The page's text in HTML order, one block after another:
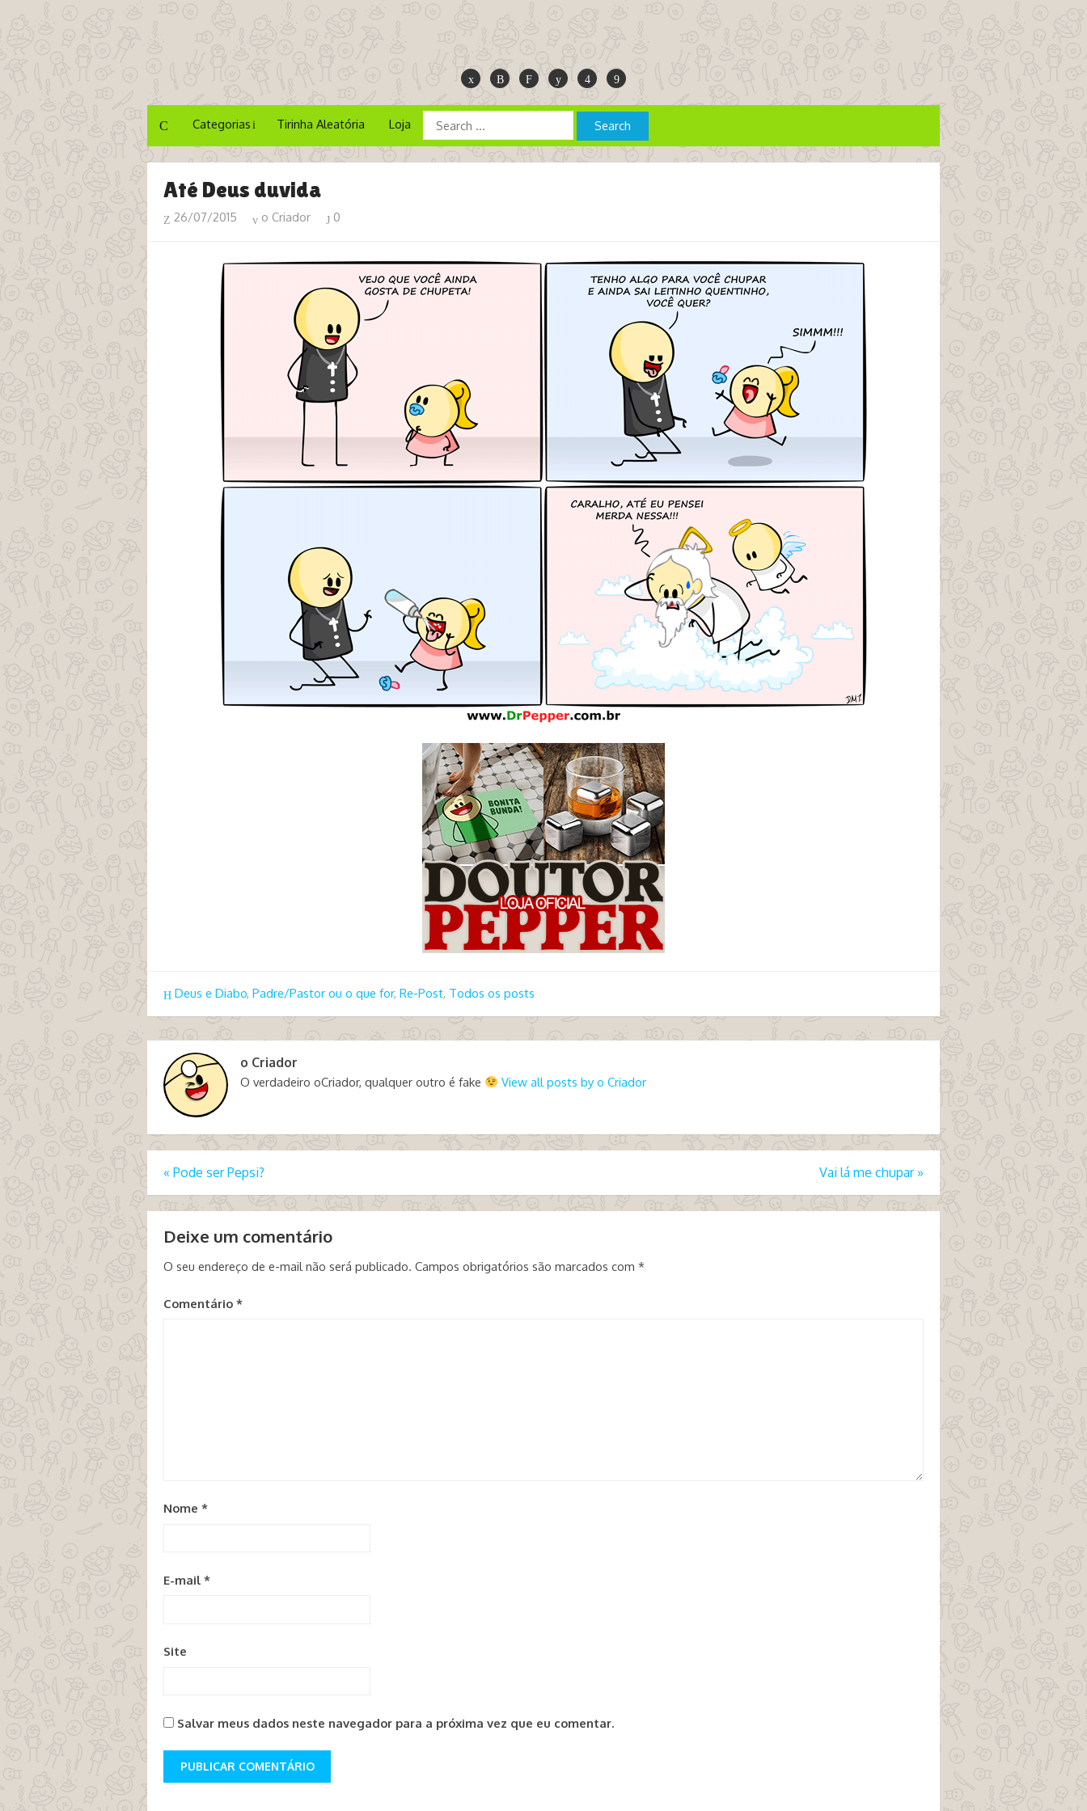
Categorias Tirinha Aleatória Loja
Até Deus duvida
26/07/2015 o Criador 0
Deus e Diabo, Padre/Pastor ou o que for, Re-Post, Todos os posts
o Criador
O verdadeiro oCriador, qualquer outro é fake View all posts by o Criador
« Pode ser Pepsi? Vai lá me chupar »
Deixe um comentário
O seu endereço de e-mail não será publicado. Campos obrigatórios são marcados com *
Comentário *
Nome *
E-mail *
Site
Salvar meus dados neste navegador para a próxima vez que eu comentar.